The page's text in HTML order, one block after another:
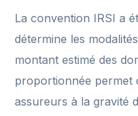
La convention IRSI a
détermine les
montant estimé des
proportionnée permet
assureurs à la gravité